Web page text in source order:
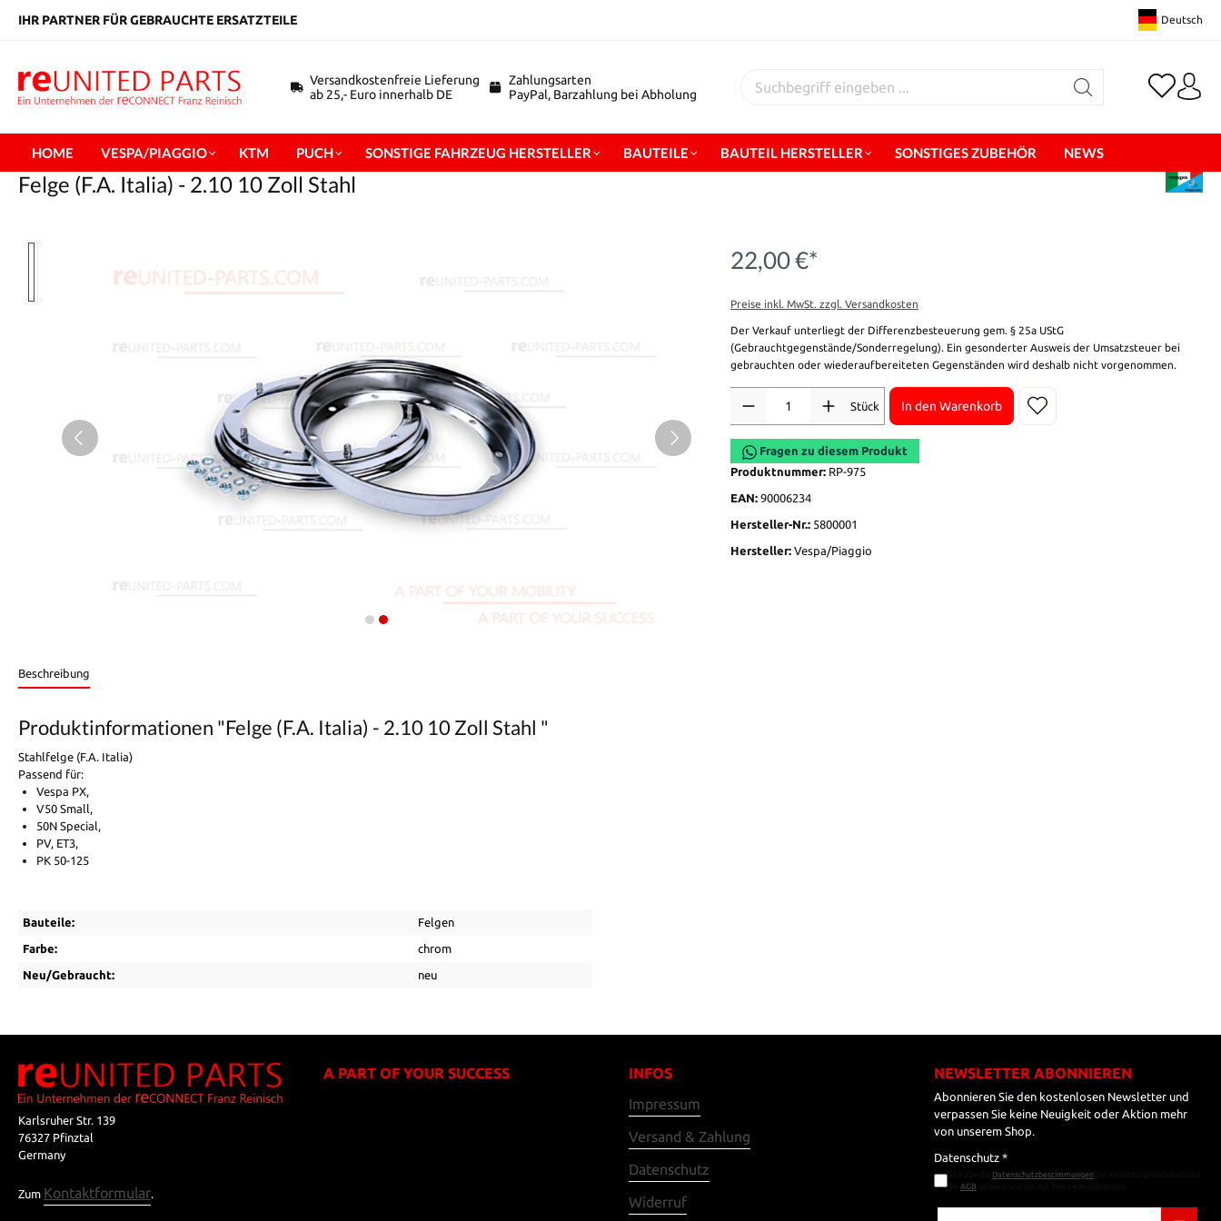
springen
IHR PARTNER FÜR GEBRAUCHTE ERSATZTEILE Deutsch
Versandkostenfreie Lieferung
ab 25,- Euro innerhalb DE
Zahlungsarten
PayPal, Barzahlung bei Abholung
HOME VESPA/PIAGGIO KTM PUCH SONSTIGE FAHRZEUG HERSTELLER BAUTEILE BAUTEIL HERSTELLER SONSTIGES ZUBEHÖR NEWS
Felge (F.A. Italia) - 2.10 10 Zoll Stahl
22,00 €*
Preise inkl. MwSt. zzgl. Versandkosten
Der Verkauf unterliegt der Differenzbesteuerung gem. § 25a UStG
(Gebrauchtgegenstände/Sonderregelung). Ein gesonderter Ausweis der Umsatzsteuer bei
gebrauchten oder wiederaufbereiteten Gegenständen wird deshalb nicht vorgenommen.
Stück
In den Warenkorb
Fragen zu diesem Produkt
Produktnummer: RP-975
EAN: 90006234
Hersteller-Nr.: 5800001
Hersteller: Vespa/Piaggio
Beschreibung
Produktinformationen "Felge (F.A. Italia) - 2.10 10 Zoll Stahl "
Stahlfelge (F.A. Italia)
Passend für:
Vespa PX,
V50 Small,
50N Special,
PV, ET3,
PK 50-125
Bauteile: Felgen
Farbe: chrom
Neu/Gebraucht: neu
Karlsruher Str. 139
76327 Pfinztal
Germany
Zum Kontaktformular.
A PART OF YOUR SUCCESS
INFOS
Impressum
Versand & Zahlung
Datenschutz
Widerruf
NEWSLETTER ABONNIEREN
Abonnieren Sie den kostenlosen Newsletter und
verpassen Sie keine Neuigkeit oder Aktion mehr
von unserem Shop.
Datenschutz *
Datenschutzbestimmungen
AGB